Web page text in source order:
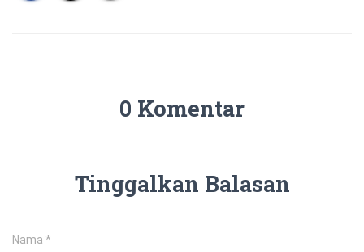
0 Komentar
Tinggalkan Balasan
Nama *